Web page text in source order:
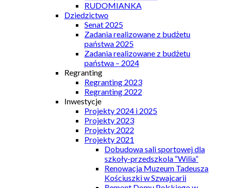
RUDOMIANKA
Dziedzictwo
Senat 2025
Zadania realizowane z budżetu
państwa 2025
Zadania realizowane z budżetu
państwa – 2024
Regranting
Regranting 2023
Regranting 2022
Inwestycje
Projekty 2024 i 2025
Projekty 2023
Projekty 2022
Projekty 2021
Dobudowa sali sportowej dla
szkoły-przedszkola “Wilia”
Renowacja Muzeum Tadeusza
Kościuszki w Szwajcarii